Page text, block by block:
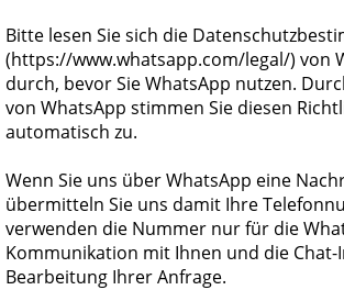
Bitte lesen Sie sich die
(https://www.whatsapp.com/legal/) von
durch, bevor Sie WhatsApp nutzen.
von WhatsApp stimmen Sie diesen
automatisch zu.
Wenn Sie uns über WhatsApp eine
übermitteln Sie uns damit Ihre
verwenden die Nummer nur für die
Kommunikation mit Ihnen und die
Bearbeitung Ihrer Anfrage.